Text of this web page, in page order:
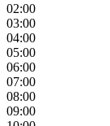
02:00
03:00
04:00
05:00
06:00
07:00
08:00
09:00